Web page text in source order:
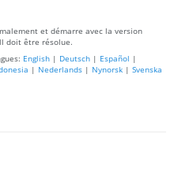
et démarre avec la version
doit être résolue.
English | Deutsch | Español |
| Nederlands | Nynorsk | Svenska